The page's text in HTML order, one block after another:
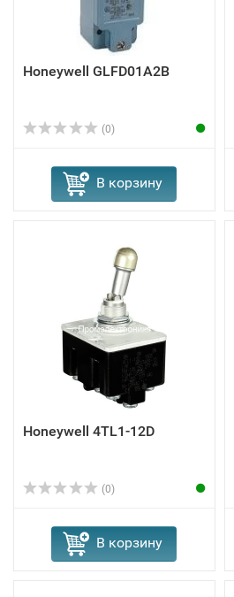
Honeywell GLFD01A2B
(0)
В корзину
Honeywell 4TL1-12D
(0)
В корзину